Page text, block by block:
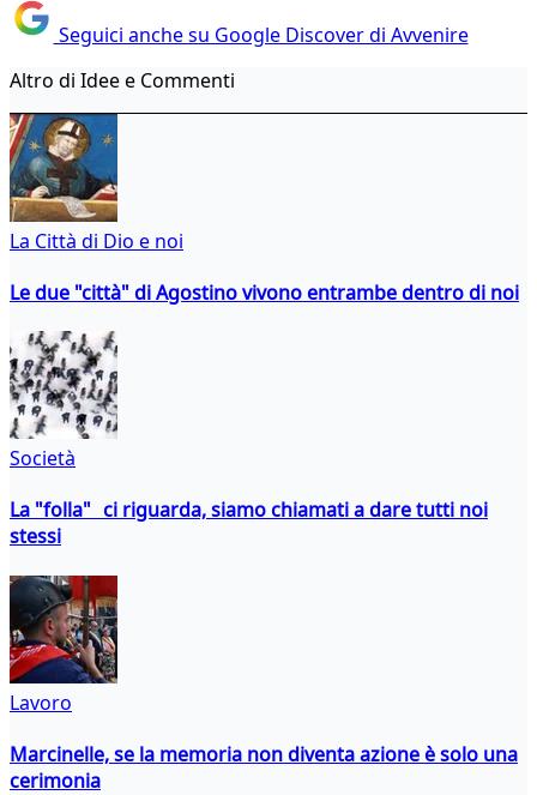
Seguici anche su Google Discover di Avvenire
Altro di Idee e Commenti
La Città di Dio e noi
Le due "città" di Agostino vivono entrambe dentro di noi
Società
La "folla" ci riguarda, siamo chiamati a dare tutti noi
stessi
Lavoro
Marcinelle, se la memoria non diventa azione è solo una
cerimonia